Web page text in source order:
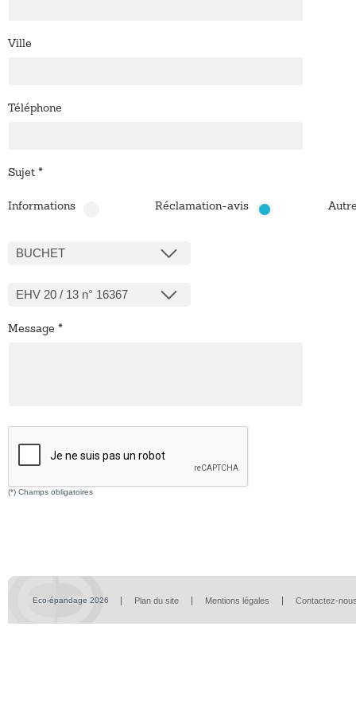
Ville
Téléphone
Sujet *
Informations Réclamation-avis
BUCHET
EHV 20 / 13 n° 16367
Message *
(*) Champs obligatoires
Eco-épandage 2026 Plan du site Mentions légales Contactez-